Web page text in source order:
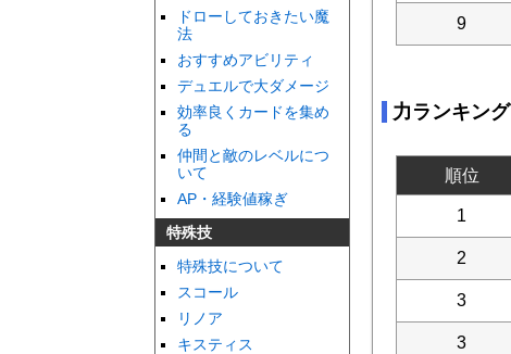
ドローしておきたい魔
法
おすすめアビリティ
デュエルで大ダメージ
効率良くカードを集め
る
仲間と敵のレベルにつ
いて
AP・経験値稼ぎ
特殊技
特殊技について
スコール
リノア
キスティス
9
力ランキング
順位
1
2
3
3